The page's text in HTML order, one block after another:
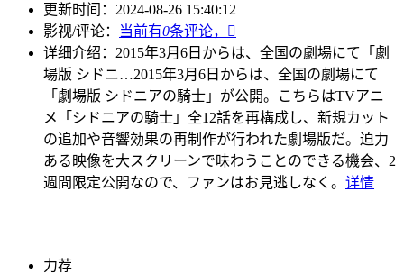
更新时间： 2024-08-26 15:40:12
影视/评论：
当前有0条评论，

详细介绍： 2015年3月6日からは、全国の劇場にて「劇
場版 シドニ…2015年3月6日からは、全国の劇場にて
「劇場版 シドニアの騎士」が公開。こちらはTVアニ
メ「シドニアの騎士」全12話を再構成し、新規カット
の追加や音響効果の再制作が行われた劇場版だ。迫力
ある映像を大スクリーンで味わうことのできる機会、2
週間限定公開なので、ファンはお見逃しなく。 详情
力荐